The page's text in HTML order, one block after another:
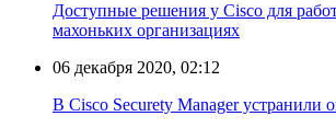
Доступные решения у Cisco для
махоньких организациях
06 декабря 2020, 02:12
В Cisco Securety Manager устранили